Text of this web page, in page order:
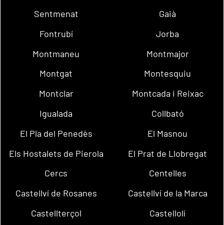
Sentmenat
Gaià
Fontrubí
Jorba
Montmaneu
Montmajor
Montgat
Montesquiu
Montclar
Montcada i Reixac
Igualada
Collbató
El Pla del Penedès
El Masnou
Els Hostalets de Pierola
El Prat de Llobregat
Cercs
Centelles
Castellví de Rosanes
Castellví de la Marca
Castellterçol
Castellolí